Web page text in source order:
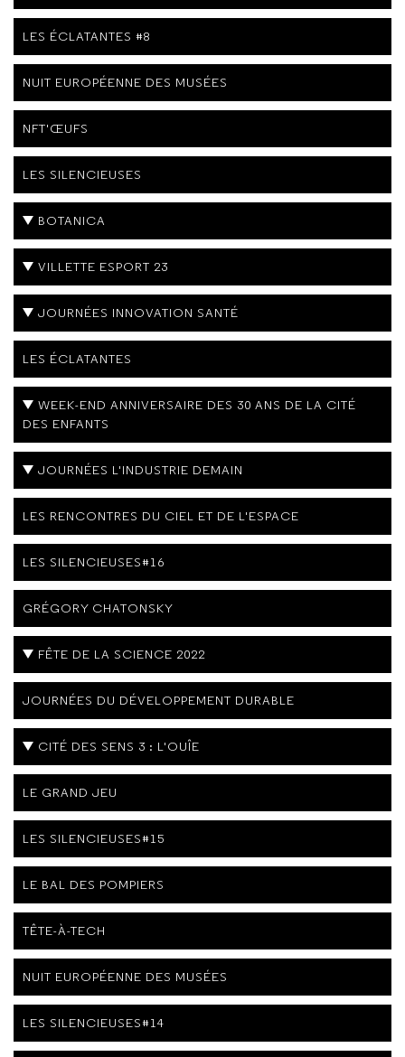
LES ÉCLATANTES #8
NUIT EUROPÉENNE DES MUSÉES
NFT'ŒUFS
LES SILENCIEUSES
BOTANICA
VILLETTE ESPORT 23
JOURNÉES INNOVATION SANTÉ
LES ÉCLATANTES
WEEK-END ANNIVERSAIRE DES 30 ANS DE LA CITÉ
DES ENFANTS
JOURNÉES L'INDUSTRIE DEMAIN
LES RENCONTRES DU CIEL ET DE L'ESPACE
LES SILENCIEUSES#16
GRÉGORY CHATONSKY
FÊTE DE LA SCIENCE 2022
JOURNÉES DU DÉVELOPPEMENT DURABLE
CITÉ DES SENS 3 : L'OUÎE
LE GRAND JEU
LES SILENCIEUSES#15
LE BAL DES POMPIERS
TÊTE-À-TECH
NUIT EUROPÉENNE DES MUSÉES
LES SILENCIEUSES#14